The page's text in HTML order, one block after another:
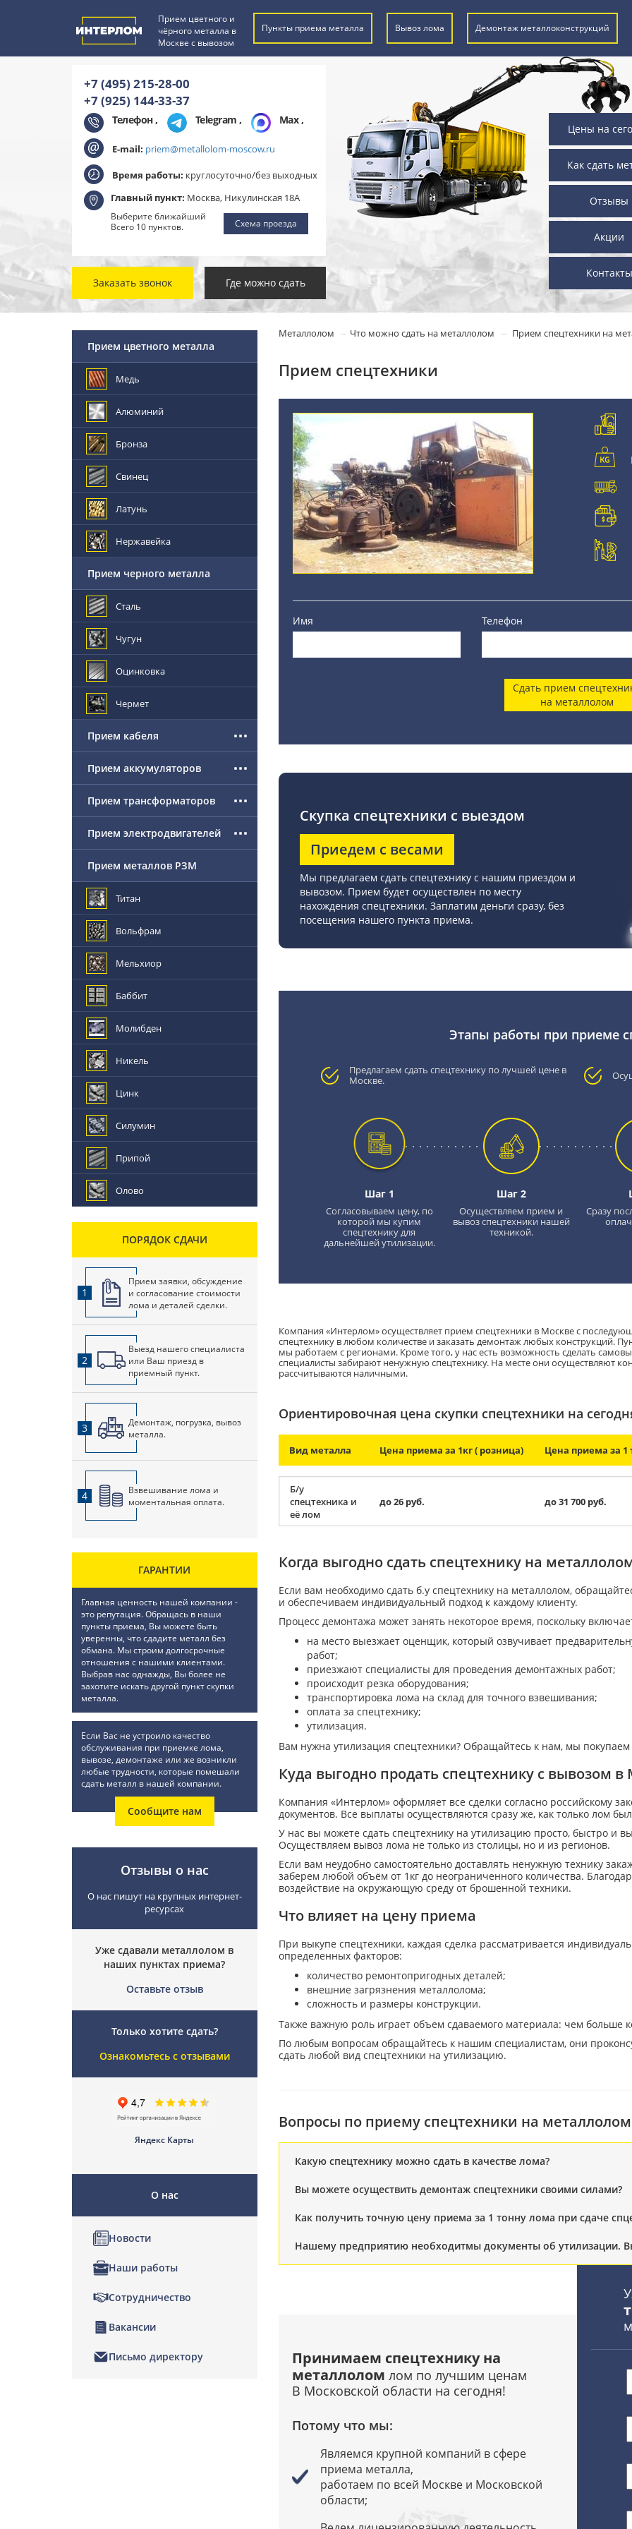
Прием цветного и
чёрного металла в
Москве с вывозом
Пункты приема металла Вывоз лома Демонтаж металлоконструкций
+7 (495) 215-28-00
+7 (925) 144-33-37
Телефон , Telegram , Max,
E-mail: priem@metallolom-moscow.ru
Время работы: круглосуточно/без выходных
Главный пункт: Москва, Никулинская 18А
Выберите ближайший
Всего 10 пунктов.
Схема проезда
Заказать звонок Где можно сдать
Цены на
Как сдать
Отзывы
Акции
Контакты
Металлолом Что можно сдать на металлолом Прием спецтехники на
Прием спецтехники
Имя Телефон
Сдать прием
на металлолом
Скупка спецтехники с выездом
Приедем с весами
Мы предлагаем сдать спецтехнику с нашим приездом и
вывозом. Прием будет осуществлен по месту
нахождения спецтехники. Заплатим деньги сразу, без
посещения нашего пункта приема.
Этапы работы при приеме
Предлагаем сдать спецтехнику по лучшей цене в
Москве.
Шаг 1
Согласовываем цену, по
которой мы купим
спецтехнику для
дальнейшей утилизации.
Шаг 2
Осуществляем прием и
вывоз спецтехники нашей
техникой.
Сразу
Компания «Интерлом» осуществляет прием спецтехники в Москве с
спецтехнику в любом количестве и заказать демонтаж любых конструкций.
мы работаем с регионами. Кроме того, у нас есть возможность сделать
специалисты забирают ненужную спецтехнику. На месте они осуществляют
рассчитываются наличными.
Ориентировочная цена скупки спецтехники на
Вид металла Цена приема за 1кг ( розница) Цена приема за 1
Б/у
спецтехника и
её лом
до 26 руб. до 31 700 руб.
Когда выгодно сдать спецтехнику на
Если вам необходимо сдать б.у спецтехнику на металлолом,
и обеспечиваем индивидуальный подход к каждому клиенту.
Процесс демонтажа может занять некоторое время, поскольку
на место выезжает оценщик, который озвучивает
работ;
приезжают специалисты для проведения демонтажных работ;
происходит резка оборудования;
транспортировка лома на склад для точного взвешивания;
оплата за спецтехнику;
утилизация.
Вам нужна утилизация спецтехники? Обращайтесь к нам, мы
Куда выгодно продать спецтехнику с вывозом в
Компания «Интерлом» оформляет все сделки согласно российскому
документов. Все выплаты осуществляются сразу же, как только лом
У нас вы можете сдать спецтехнику на утилизацию просто, быстро и
Осуществляем вывоз лома не только из столицы, но и из регионов.
Если вам неудобно самостоятельно доставлять ненужную технику
заберем любой объём от 1кг до неограниченного количества.
воздействие на окружающую среду от брошенной техники.
Что влияет на цену приема
При выкупе спецтехники, каждая сделка рассматривается
определенных факторов:
количество ремонтопригодных деталей;
внешние загрязнения металлолома;
сложность и размеры конструкции.
Также важную роль играет объем сдаваемого материала: чем больше
По любым вопросам обращайтесь к нашим специалистам, они
сдать любой вид спецтехники на утилизацию.
Вопросы по приему спецтехники на металлолом
Какую спецтехнику можно сдать в качестве лома?
Вы можете осуществить демонтаж спецтехники своими силами?
Как получить точную цену приема за 1 тонну лома при сдаче
Нашему предприятию необходитмы документы об утилизации.
Принимаем спецтехнику на
металлолом лом по лучшим ценам
В Московской области на сегодня!
Потому что мы:
Являемся крупной компаний в сфере
приема металла,
работаем по всей Москве и Московской
области;
Прием цветного металла
Медь
Алюминий
Бронза
Свинец
Латунь
Нержавейка
Прием черного металла
Сталь
Чугун
Оцинковка
Чермет
Прием кабеля
Прием аккумуляторов
Прием трансформаторов
Прием электродвигателей
Прием металлов РЗМ
Титан
Вольфрам
Мельхиор
Баббит
Молибден
Никель
Цинк
Силумин
Припой
Олово
ПОРЯДОК СДАЧИ
1
Прием заявки, обсуждение
и согласование стоимости
лома и деталей сделки.
2
Выезд нашего специалиста
или Ваш приезд в
приемный пункт.
3
Демонтаж, погрузка, вывоз
металла.
4
Взвешивание лома и
моментальная оплата.
ГАРАНТИИ
Главная ценность нашей компании -
это репутация. Обращась в наши
пункты приема, Вы можете быть
уверенны, что сдадите металл без
обмана. Мы строим долгосрочные
отношения с нашими клиентами.
Выбрав нас однажды, Вы более не
захотите искать другой пункт скупки
металла.
Если Вас не устроило качество
обслуживания при приемке лома,
вывозе, демонтаже или же возникли
любые трудности, которые помешали
сдать металл в нашей компании.
Сообщите нам
Отзывы о нас
О нас пишут на крупных интернет-
ресурсах
Уже сдавали металлолом в
наших пунктах приема?
Оставьте отзыв
Только хотите сдать?
Ознакомьтесь с отзывами
Яндекс Карты
О нас
Новости
Наши работы
Сотрудничество
Вакансии
Письмо директору